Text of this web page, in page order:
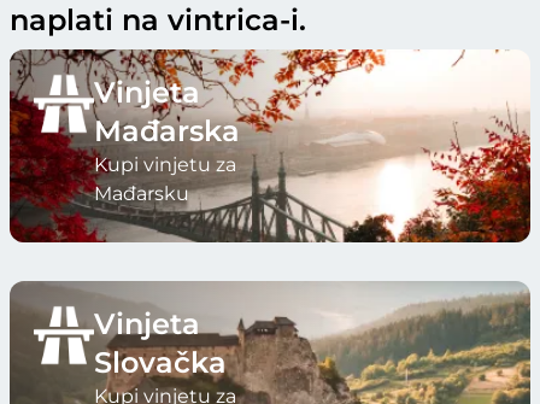
naplati na vintrica-i.
Vinjeta
Mađarska
Kupi vinjetu za
Mađarsku
Vinjeta
Slovačka
Kupi vinjetu za